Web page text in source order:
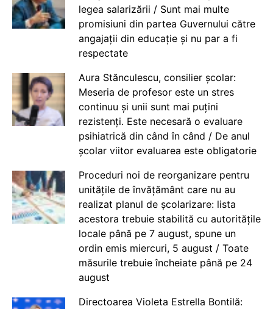
legea salarizării / Sunt mai multe
promisiuni din partea Guvernului către
angajații din educație și nu par a fi
respectate
Aura Stănculescu, consilier școlar:
Meseria de profesor este un stres
continuu și unii sunt mai puțini
rezistenți. Este necesară o evaluare
psihiatrică din când în când / De anul
școlar viitor evaluarea este obligatorie
Proceduri noi de reorganizare pentru
unitățile de învățământ care nu au
realizat planul de școlarizare: lista
acestora trebuie stabilită cu autoritățile
locale până pe 7 august, spune un
ordin emis miercuri, 5 august / Toate
măsurile trebuie încheiate până pe 24
august
Directoarea Violeta Estrella Bontilă: